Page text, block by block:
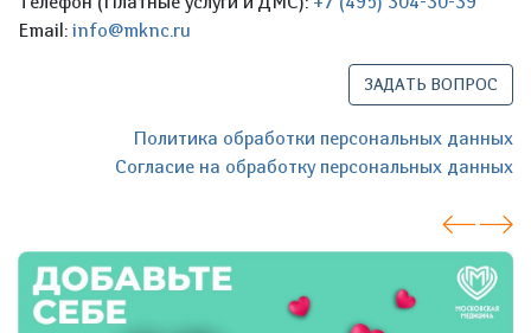
Email: info@mknc.ru
ЗАДАТЬ ВОПРОС
Политика обработки персональных данных
Согласие на обработку персональных данных